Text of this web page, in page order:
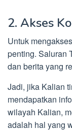
2. Akses
Untuk
penting. Saluran
dan berita yang
Jadi, jika Kalian
mendapatkan
wilayah Kalian,
adalah hal yang